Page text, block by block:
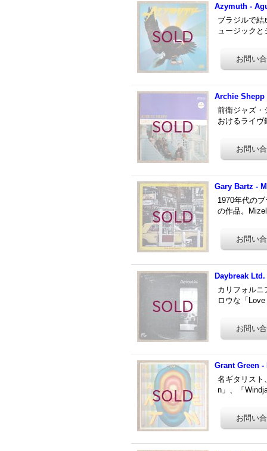
Azymuth -
ブラジルで
ュージック
Archie
前衛ジャズ・
おけるライ
Gary Bartz -
1970年代の
の作品。
Daybreak
カリフォルニ
ロウな「
Grant Green
名ギタリスト
n」、「